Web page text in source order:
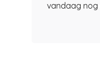
vandaag nog